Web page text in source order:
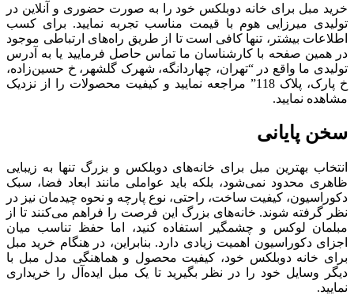
خرید مبل برای خانه دوبلکس خود را به صورت حضوری و آنلاین در
تولیدی میرزایی هوم با قیمت مناسب تجربه نمایید. برای کسب
اطلاعات بیشتر، تنها کافی است تا از طریق راه‌های ارتباطی موجود
در همین صفحه با کارشناسان ما تماس حاصل فرمایید یا به آدرس
تولیدی ما واقع در “تهران، چهاردانگه، شهرک گلشهر، خ حسین‌زاده،
خ پارک، پلاک 118” مراجعه نمایید و کیفیت محصولات را از نزدیک
مشاهده نمایید.
سخن پایانی
انتخاب بهترین مبل برای خانه‌های دوبلکس و بزرگ تنها به زیبایی
ظاهری محدود نمی‌شود، بلکه باید عواملی مانند ابعاد فضا، سبک
دکوراسیون، کیفیت ساخت، راحتی، نوع پارچه و نحوه چیدمان نیز در
نظر گرفته شوند. خانه‌های بزرگ این فرصت را فراهم می‌کنند تا از
مبلمان لوکس و چشمگیر استفاده کنید، اما حفظ تناسب میان
اجزای دکوراسیون اهمیت زیادی دارد. بنابراین، در هنگام خرید مبل
برای خانه دوبلکس خود، کیفیت محصول و هماهنگی مدل مبل با
دیگر وسایل خود را در نظر بگیرید تا یک مبل ایده‌آل را خریداری
نمایید.